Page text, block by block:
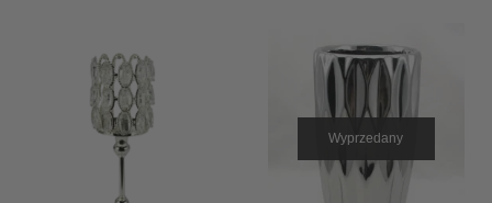
Wyprzedany